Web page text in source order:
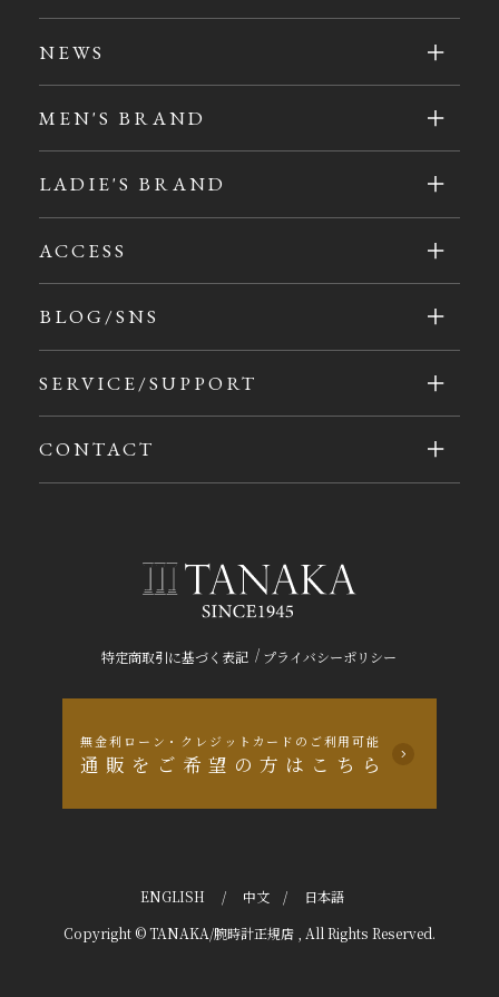
特定商取引に基づく表記 / プライバシーポリシー
無金利ローン・クレジットカードのご利用可能
通販をご希望の方はこちら
NEWS
MEN'S BRAND
LADIE'S BRAND
ACCESS
BLOG/SNS
SERVICE/SUPPORT
CONTACT
ENGLISH / 中文 / 日本語
Copyright © TANAKA/腕時計正規店 , All Rights Reserved.